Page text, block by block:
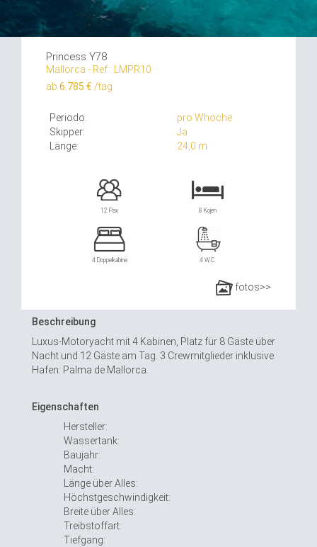
Princess Y78
Mallorca - Ref.: LMPR10
ab 6.785 € /tag
Periodo:
pro Whoche
Skipper:
Ja
Länge:
24,0 m
12 Pax 8 Kojen
4 Doppelkabine 4 W.C.
fotos>>
Beschreibung
Luxus-Motoryacht mit 4 Kabinen, Platz für 8 Gäste über
Nacht und 12 Gäste am Tag. 3 Crewmitglieder inklusive.
Hafen: Palma de Mallorca.
Eigenschaften
Hersteller:
Wassertank:
Baujahr:
Macht:
Länge über Alles:
Höchstgeschwindigkeit:
Breite über Alles:
Treibstoffart:
Tiefgang: